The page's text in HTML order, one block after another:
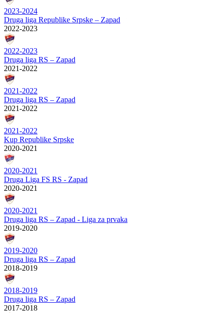
2023-2024
Druga liga Republike Srpske – Zapad
2022-2023
2022-2023
Druga liga RS – Zapad
2021-2022
2021-2022
Druga liga RS – Zapad
2021-2022
2021-2022
Kup Republike Srpske
2020-2021
2020-2021
Druga Liga FS RS - Zapad
2020-2021
2020-2021
Druga liga RS – Zapad - Liga za prvaka
2019-2020
2019-2020
Druga liga RS – Zapad
2018-2019
2018-2019
Druga liga RS – Zapad
2017-2018